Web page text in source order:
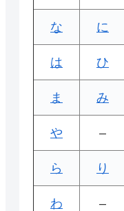
な に
は ひ
ま み
や –
ら り
わ –